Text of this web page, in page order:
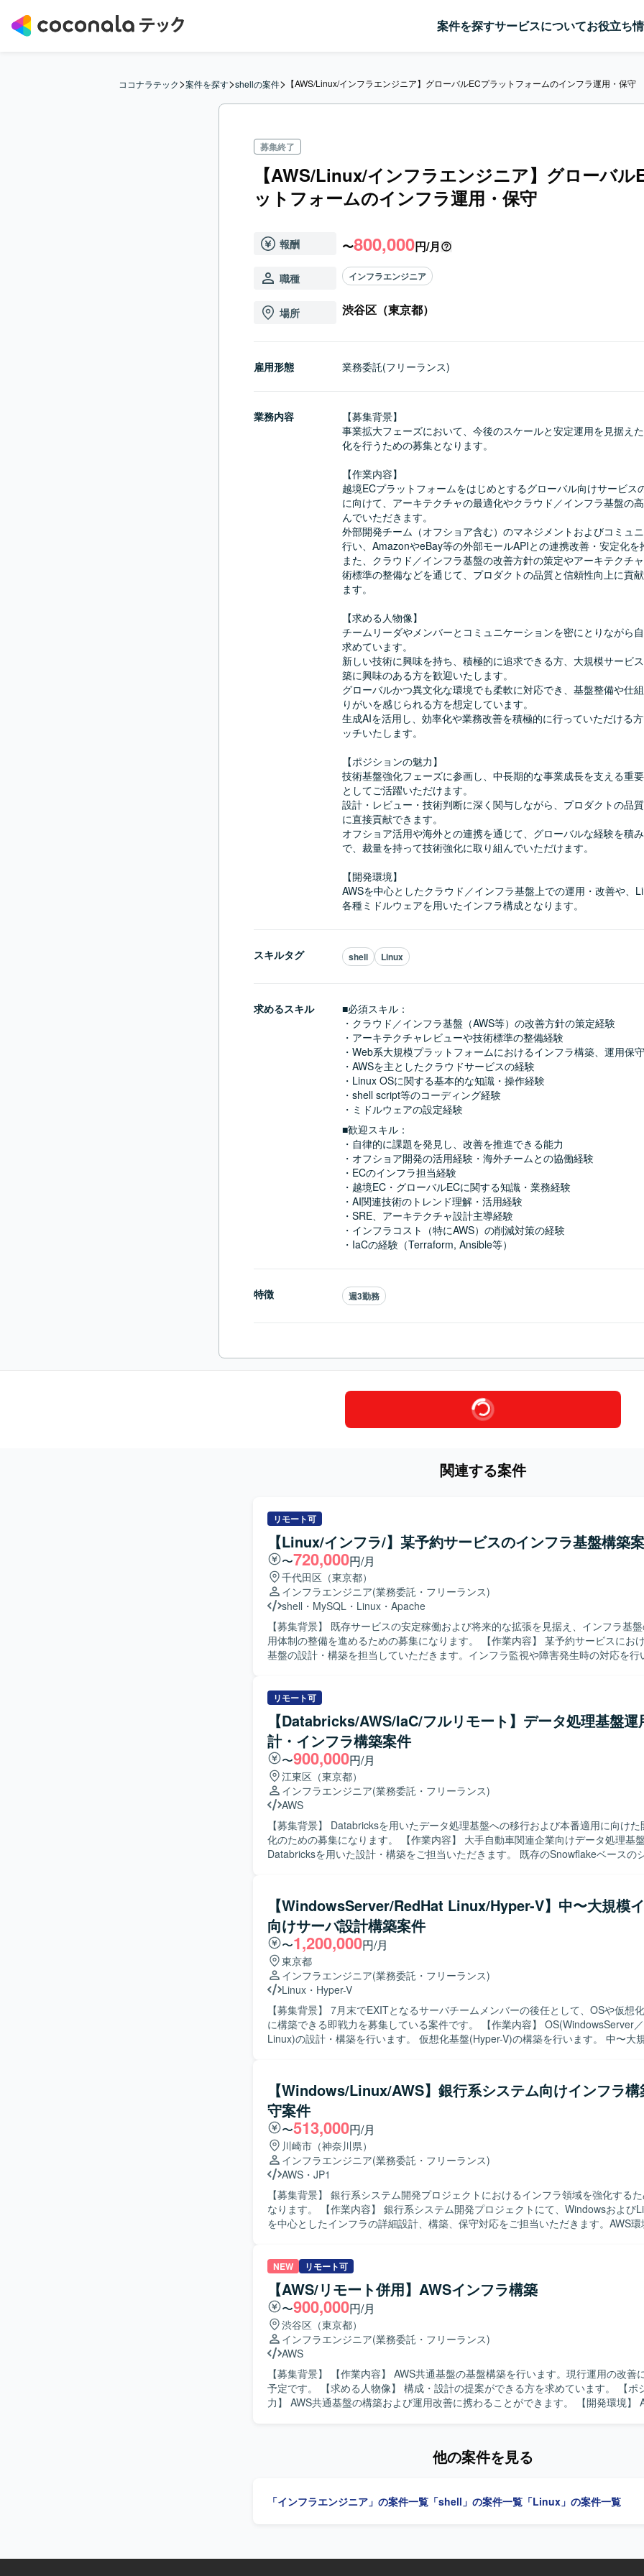
案件を探すサービスについてお役立ち
ココナラテック>案件を探す>shellの案件> 【AWS/Linux/インフラエンジニア】グローバルECプラットフォームのインフラ運用・保守
募集終了
【AWS/Linux/インフラエンジニア】グローバル
ットフォームのインフラ運用・保守
報酬 〜800,000円/月
職種 インフラエンジニア
場所 渋谷区（東京都）
雇用形態 業務委託(フリーランス)
業務内容
【募集背景】
事業拡大フェーズにおいて、今後のスケールと安定運用を見据え
化を行うための募集となります。
【作業内容】
越境ECプラットフォームをはじめとするグローバル向けサービス
に向けて、アーキテクチャの最適化やクラウド／インフラ基盤の
んでいただきます。
外部開発チーム（オフショア含む）のマネジメントおよびコミュ
行い、AmazonやeBay等の外部モールAPIとの連携改善・安定化を
また、クラウド／インフラ基盤の改善方針の策定やアーキテクチ
術標準の整備などを通じて、プロダクトの品質と信頼性向上に貢
ます。
【求める人物像】
チームリーダやメンバーとコミュニケーションを密にとりながら
求めています。
新しい技術に興味を持ち、積極的に追求できる方、大規模サービ
築に興味のある方を歓迎いたします。
グローバルかつ異文化な環境でも柔軟に対応でき、基盤整備や仕
りがいを感じられる方を想定しています。
生成AIを活用し、効率化や業務改善を積極的に行っていただける
ッチいたします。
【ポジションの魅力】
技術基盤強化フェーズに参画し、中長期的な事業成長を支える重
としてご活躍いただけます。
設計・レビュー・技術判断に深く関与しながら、プロダクトの品
に直接貢献できます。
オフショア活用や海外との連携を通じて、グローバルな経験を積
で、裁量を持って技術強化に取り組んでいただけます。
【開発環境】
AWSを中心としたクラウド／インフラ基盤上での運用・改善や、
各種ミドルウェアを用いたインフラ構成となります。
スキルタグ shell Linux
求めるスキル
■必須スキル：
・クラウド／インフラ基盤（AWS等）の改善方針の策定経験
・アーキテクチャレビューや技術標準の整備経験
・Web系大規模プラットフォームにおけるインフラ構築、運用保
・AWSを主としたクラウドサービスの経験
・Linux OSに関する基本的な知識・操作経験
・shell script等のコーディング経験
・ミドルウェアの設定経験
■歓迎スキル：
・自律的に課題を発見し、改善を推進できる能力
・オフショア開発の活用経験・海外チームとの協働経験
・ECのインフラ担当経験
・越境EC・グローバルECに関する知識・業務経験
・AI関連技術のトレンド理解・活用経験
・SRE、アーキテクチャ設計主導経験
・インフラコスト（特にAWS）の削減対策の経験
・IaCの経験（Terraform, Ansible等）
特徴 週3勤務
関連する案件
リモート可
【Linux/インフラ/】某予約サービスのインフラ基盤構築
〜720,000円/月
千代田区（東京都）
インフラエンジニア(業務委託・フリーランス)
shell ・ MySQL ・ Linux ・ Apache
【募集背景】 既存サービスの安定稼働および将来的な拡張を見据え、インフラ基
用体制の整備を進めるための募集になります。 【作業内容】 某予約サービスにおけるインフラ
基盤の設計・構築を担当していただきます。インフラ監視や障害発生時の対応を行
ュニケーションを取りながら業務を進めることに抵抗がない方を求めています。既
とらわれず、より適切なアーキテクチャを主体的に提案できる方や、スキル面で不
も臨機応変に動き、キャッチアップしていける方が望ましいです。 【ポジションの魅力】 大規
模な予約サービスのインフラ基盤に携わることで、設計から構築、監視・運用まで
を経験することができます。開発チームとの距離が近く、インフラ観点からサービ
わる機会も多いため、技術力と提案力の双方を高められる環境です。 【開発環境】 Linux系OS
上でのLAMP系ミドルウェアを中心としたインフラ環境となります。シェルスクリ
用ツール開発や、Gitを用いたバージョン管理、プロビジョニングツールを利用し
どを行っていただきます。
リモート可
【Databricks/AWS/IaC/フルリモート】データ処理基盤運
計・インフラ構築案件
〜900,000円/月
江東区（東京都）
インフラエンジニア(業務委託・フリーランス)
AWS
【募集背景】 Databricksを用いたデータ処理基盤への移行および本番適用に向け
化のための募集になります。 【作業内容】 大手自動車関連企業向けデータ処理基盤において、
Databricksを用いた設計・構築をご担当いただきます。 既存のSnowflakeベースの
けた支援や各種調整、Databricks環境での運用設計および運用手順書の作成、AWS
Terraform等を用いたインフラ基盤環境の構築などを実施していただきます。 【求める人物像】
関係部署や開発者とのコミュニケーションを円滑に行いながら、主体的に課題整理
めていただける方を求めております。 【ポジションの魅力】 Databricksを中心とした最新のデ
ータ処理基盤の設計・構築に携わることができ、大規模分散処理基盤の知見を深め
きます。 また、運用設計からインフラ構築まで一連の工程に関わることで、クラ
盤エンジニアとしてのスキルを幅広く磨いていただけます。 【開発環境】 Databricks, AWS,
Terraform などを用いたデータ処理基盤およびインフラ基盤構成になります。
【WindowsServer/RedHat Linux/Hyper-V】中〜大規模
向けサーバ設計構築案件
〜1,200,000円/月
東京都
インフラエンジニア(業務委託・フリーランス)
Linux ・ Hyper-V
【募集背景】 7月末でEXITとなるサーバチームメンバーの後任として、OSや仮想
に構築できる即戦力を募集している案件です。 【作業内容】 OS(WindowsServer／RedHat
Linux)の設計・構築を行います。 仮想化基盤(Hyper-V)の構築を行います。 中〜大
ワーク、運用スクリプト対応などに関する業務を行う場合があります。 【求める人物像】 中〜
大規模なインフラ構築プロジェクトに主体的に取り組み、チームメンバーや関係者
ミュニケーションが取れる方を求めています。 【ポジションの魅力】 中〜大規模インフラ構築
プロジェクトに参画し、OSや仮想化基盤の設計・構築に深く携わることで、イン
アとしてのスキルを高めていただけます。 【開発環境】 WindowsServer、RedHat Linux、
Hyper-V、AD、Zabbix、バックアップ&レプリケーションツール（Veeamなど）を
フラ環境です。
【Windows/Linux/AWS】銀行系システム向けインフラ
守案件
〜513,000円/月
川崎市（神奈川県）
インフラエンジニア(業務委託・フリーランス)
AWS ・ JP1
【募集背景】 銀行系システム開発プロジェクトにおけるインフラ領域を強化する
なります。 【作業内容】 銀行系システム開発プロジェクトにて、WindowsおよびLinuxサーバ
を中心としたインフラの詳細設計、構築、保守対応をご担当いただきます。AWS
す。技術面に加えてコミュニケーション力を発揮し、プロジェクトメンバーと円滑
や調整ができる方が望ましいです。 【ポジションの魅力】 銀行系システムという大規模かつミ
ッションクリティカルな領域で、インフラ設計から構築、保守まで一連の工程に関
できます。WindowsやLinuxに加え、AWSや各種ミドルウェアの知見を深めながら
ンジニアとしてのスキルセットを幅広く強化していただけます。 【開発環境】 Windows、
Linux、AWS、JP1、Systemwalker、Symfowareなどを利用したインフラ環境での
す。
NEW リモート可
【AWS/リモート併用】AWSインフラ構築
〜900,000円/月
渋谷区（東京都）
インフラエンジニア(業務委託・フリーランス)
AWS
【募集背景】 【作業内容】 AWS共通基盤の基盤構築を行います。現行運用の改善にも取り組む
予定です。 【求める人物像】 構成・設計の提案ができる方を求めています。 【ポジションの魅
力】 AWS共通基盤の構築および運用改善に携わることができます。 【開発環境】 AWS
他の案件を見る
「インフラエンジニア」の案件一覧 「shell」の案件一覧 「Linux」の案件一覧